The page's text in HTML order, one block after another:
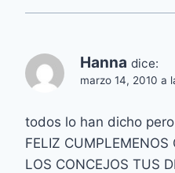
Hanna dice:
marzo 14, 2010 a
todos lo han dicho
FELIZ CUMPLEMENOS
LOS CONCEJOS TUS